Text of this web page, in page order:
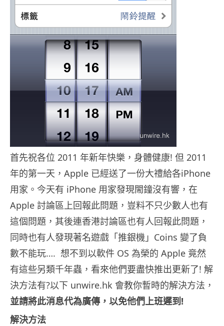
首先祝各位 2011 年新年快樂，身體健康! 但 2011
年的第一天，Apple 已經送了一份大禮給各iPhone
用家。今天有 iPhone 用家發現閙鐘沒有響，在
Apple 討論區上回報此問題，豈料不只少數人也有
這個問題，其後連香港討論區也有人回報此問題，
同時也有人發現著名遊戲「推銀機」Coins 變了負
數不能玩…. 想不到以軟件 OS 為榮的 Apple 竟然
有這些另類千年蟲，看來他們要盡快推出更新了! 解
決方法有?以下 unwire.hk 會教你暫時的解決方法，
並請將此消息代為廣傳，以免他們上班遲到!
解決方法